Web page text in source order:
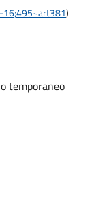
16;495~art381)
temporaneo